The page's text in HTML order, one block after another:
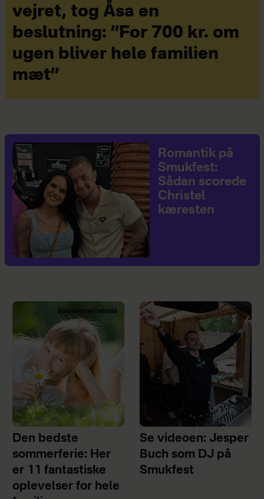
vejret, tog Åsa en
beslutning: ”For 700 kr. om
ugen bliver hele familien
mæt”
Romantik på
Smukfest:
Sådan scorede
Christel
kæresten
Sponsoreret indhold
Den bedste
sommerferie: Her
er 11 fantastiske
oplevelser for hele
Se videoen: Jesper
Buch som DJ på
Smukfest